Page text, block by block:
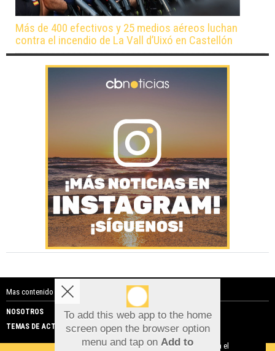
Más de 400 efectivos y 25 medios aéreos luchan
contra el incendio de La Vall d’Uixó en Castellón
Mas contenido de Costa Blanca Noticias:
NOSOTROS
PUBLICIDAD
TEMAS DE ACTUALIDAD
To add this web app to the home
screen open the browser option
menu and tap on Add to
Aviso sobre el Uso de cookies:
Utilizamos cookies nuestras y de terceros para el